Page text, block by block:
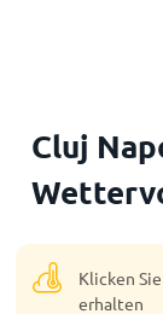
Cluj
Klicken
erhalten